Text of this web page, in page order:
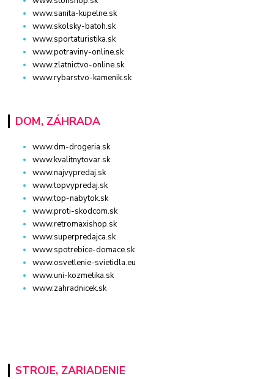
www.sanita-kupelne.sk
www.skolsky-batoh.sk
www.sportaturistika.sk
www.potraviny-online.sk
www.zlatnictvo-online.sk
www.rybarstvo-kamenik.sk
DOM, ZÁHRADA
www.dm-drogeria.sk
www.kvalitnytovar.sk
www.najvypredaj.sk
www.topvypredaj.sk
www.top-nabytok.sk
www.proti-skodcom.sk
www.retromaxishop.sk
www.superpredajca.sk
www.spotrebice-domace.sk
www.osvetlenie-svietidla.eu
www.uni-kozmetika.sk
www.zahradnicek.sk
STROJE, ZARIADENIE